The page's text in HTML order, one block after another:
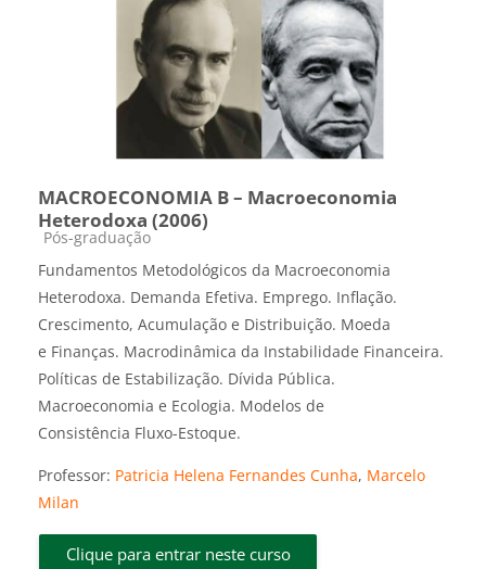
MACROECONOMIA B – Macroeconomia
Heterodoxa (2006)
Categoria do curso
Pós-graduação
Fundamentos Metodológicos da Macroeconomia
Heterodoxa. Demanda Efetiva. Emprego. Inflação.
Crescimento, Acumulação e Distribuição. Moeda
e Finanças. Macrodinâmica da Instabilidade Financeira.
Políticas de Estabilização. Dívida Pública.
Macroeconomia e Ecologia. Modelos de
Consistência Fluxo-Estoque.
Professor: Patricia Helena Fernandes Cunha, Marcelo
Milan
Clique para entrar neste curso